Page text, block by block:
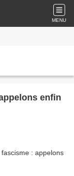
MENU
enfin